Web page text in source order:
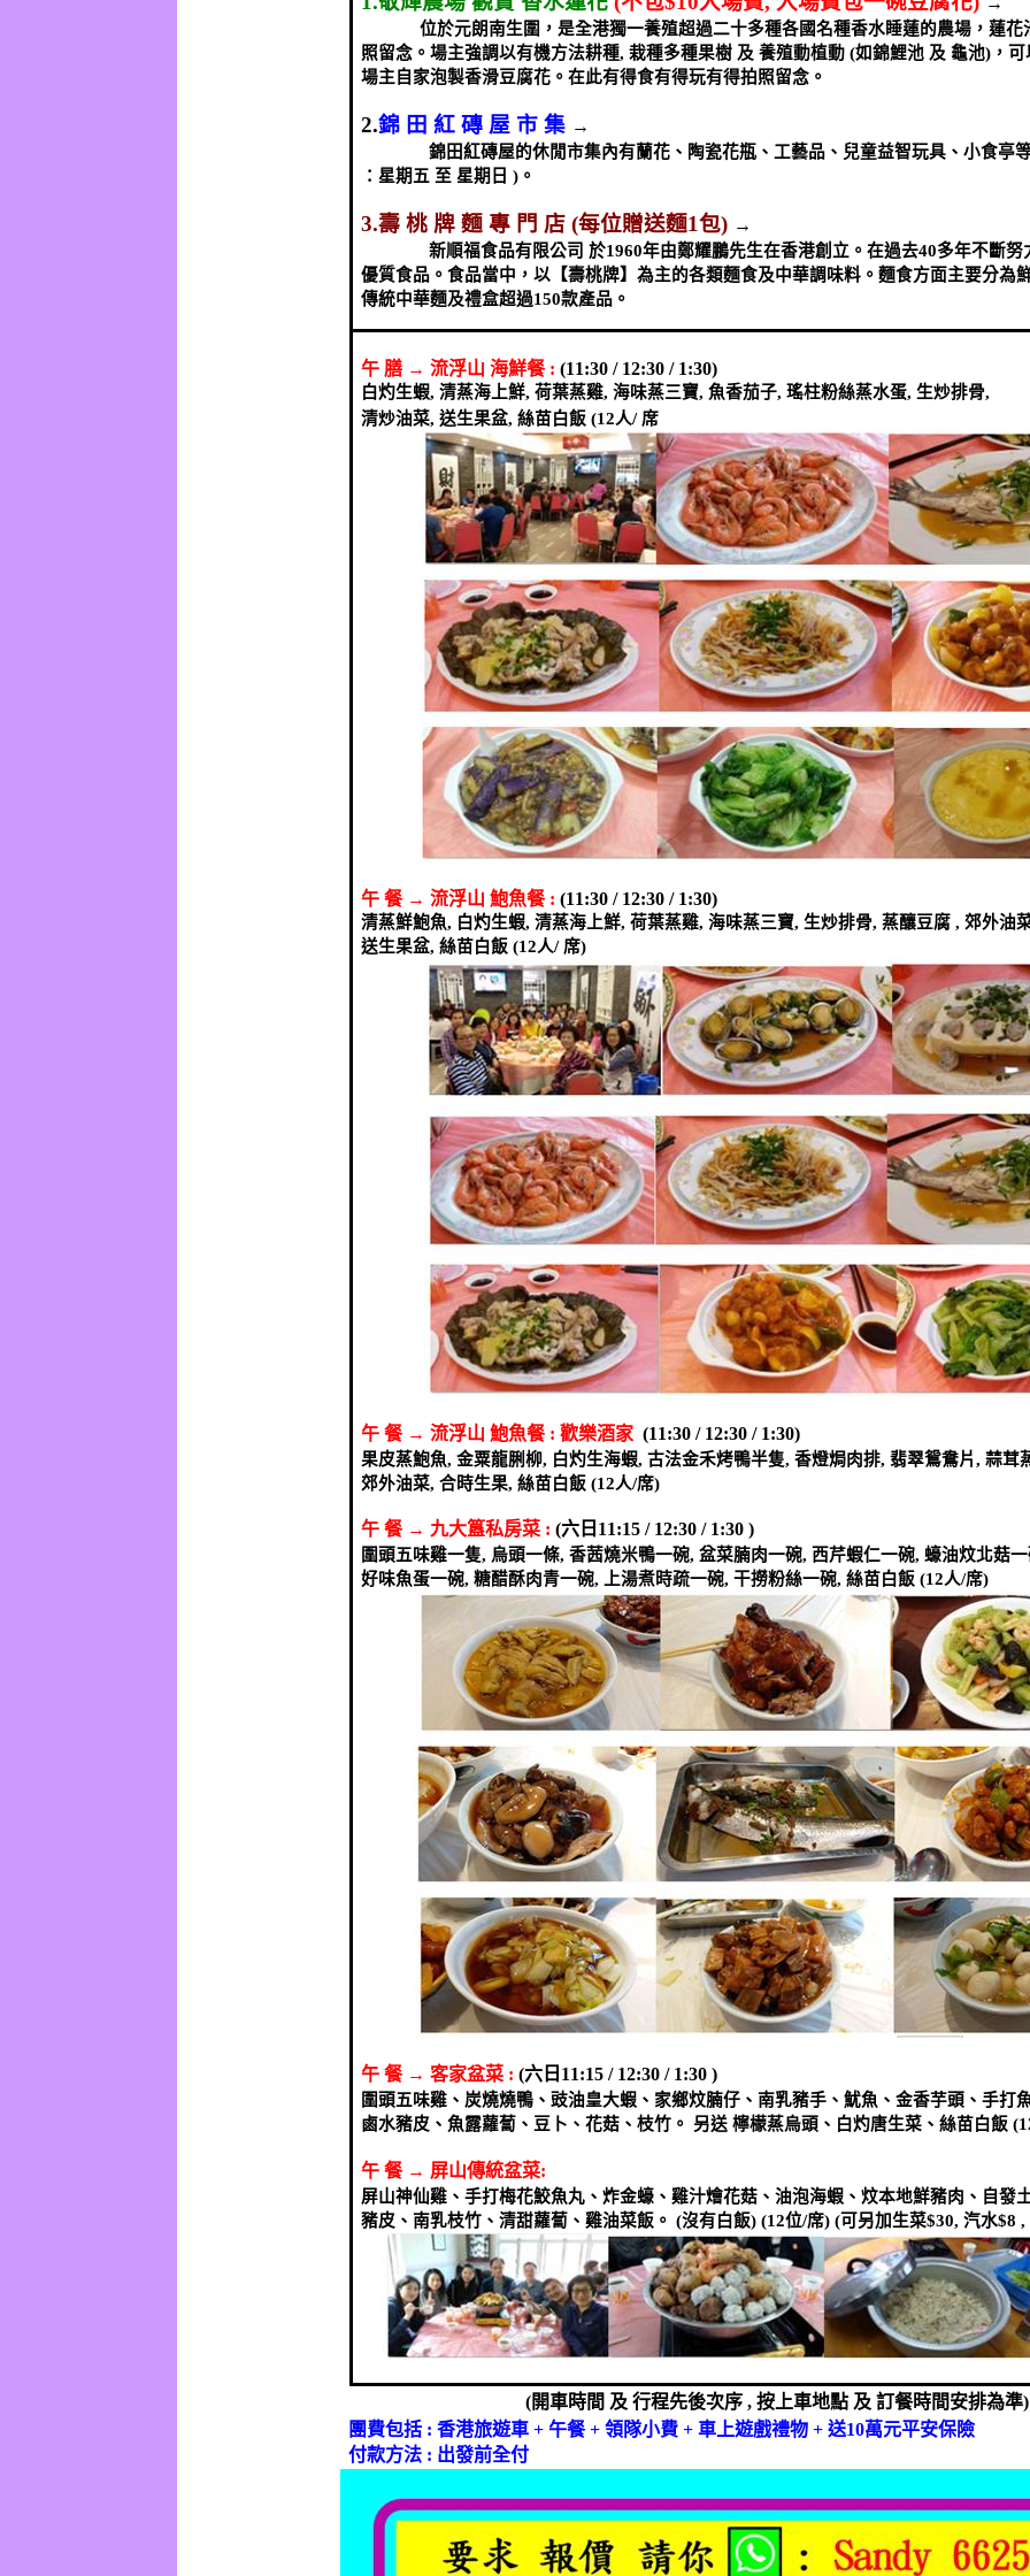
位於元朗南生圍，是全港獨一養殖超過二十多種各國名種香水睡蓮的農場，蓮花
照留念。場主強調以有機方法耕種, 栽種多種果樹 及 養殖動植動(如錦鯉池 及 龜池)，可
場主自家泡製香滑豆腐花。在此有得食有得玩有得拍照留念。
2.錦 田 紅 磚 屋 市 集 →
錦田紅磚屋的休閒市集內有蘭花、陶瓷花瓶、工藝品、兒童益智玩具、小食亭
：星期五 至 星期日 )。
3.壽 桃 牌 麵 專 門 店(每位贈送麵1包) →
新順福食品有限公司 於1960年由鄭耀鵬先生在香港創立。在過去40多年不斷努
優質食品。食品當中，以【壽桃牌】為主的各類麵食及中華調味料。麵食方面主要分為
傳統中華麵及禮盒超過150款產品。
午 膳 → 流浮山 海鮮餐: (11:30 / 12:30 / 1:30)
白灼生蝦, 清蒸海上鮮, 荷葉蒸雞, 海味蒸三寶, 魚香茄子, 瑤柱粉絲蒸水蛋, 生炒排骨,
清炒油菜, 送生果盆, 絲苗白飯 (12人/ 席
午 餐 → 流浮山 鮑魚餐: (11:30 / 12:30 / 1:30)
清蒸鮮鮑魚, 白灼生蝦, 清蒸海上鮮, 荷葉蒸雞, 海味蒸三寶, 生炒排骨, 蒸釀豆腐, 郊外油
送生果盆, 絲苗白飯 (12人/ 席)
午 餐 → 流浮山 鮑魚餐: 歡樂酒家 (11:30 / 12:30 / 1:30)
果皮蒸鮑魚, 金粟龍脷柳, 白灼生海蝦, 古法金禾烤鴨半隻, 香燈焗肉排, 翡翠鴛鴦片, 蒜茸
郊外油菜, 合時生果, 絲苗白飯 (12人/席)
午 餐 → 九大簋私房菜: (六日 11:15 / 12:30 / 1:30 )
圍頭五味雞一隻, 烏頭一條, 香茜燒米鴨一碗, 盆菜腩肉一碗, 西芹蝦仁一碗, 蠔油炆北菇
好味魚蛋一碗, 糖醋酥肉青一碗, 上湯煮時疏一碗, 干撈粉絲一碗, 絲苗白飯 (12人/席)
午 餐 → 客家盆菜: (六日 11:15 / 12:30 / 1:30 )
圍頭五味雞、炭燒燒鴨、豉油皇大蝦、家鄉炆腩仔、南乳豬手、魷魚、金香芋頭、手打
鹵水豬皮、魚露蘿蔔、豆卜、花菇、枝竹。 另送 檸檬蒸烏頭、白灼唐生菜、絲苗白飯
午 餐 → 屏山傳統盆菜:
屏山神仙雞、手打梅花鮫魚丸、炸金蠔、雞汁燴花菇、油泡海蝦、炆本地鮮豬肉、自發
豬皮、南乳枝竹、清甜蘿蔔、雞油菜飯。 (沒有白飯) (12位/席) (可另加生菜$30, 汽水$8 ,
(開車時間 及 行程先後次序, 按上車地點 及 訂餐時間安排為準)
團費包括 :香港旅遊車 +午餐+領隊小費 +車上遊戲禮物 +送10萬元平安保險
付款方法 : 出發前全付